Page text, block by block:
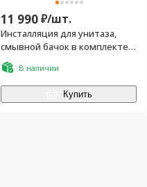
11 990₽/шт.
Инсталляция для унитаза,
смывной бачок в комплекте,
БЕЗ клавиши смыва
В наличии
Купить